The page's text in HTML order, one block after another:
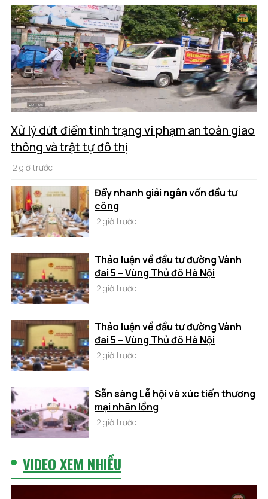
Xử lý dứt điểm tình trạng vi phạm an toàn giao
thông và trật tự đô thị
2 giờ trước
Đẩy nhanh giải ngân vốn đầu tư
công
2 giờ trước
Thảo luận về đầu tư đường Vành
đai 5 – Vùng Thủ đô Hà Nội
2 giờ trước
Thảo luận về đầu tư đường Vành
đai 5 – Vùng Thủ đô Hà Nội
2 giờ trước
Sẵn sàng Lễ hội và xúc tiến thương
mại nhãn lồng
2 giờ trước
VIDEO XEM NHIỀU